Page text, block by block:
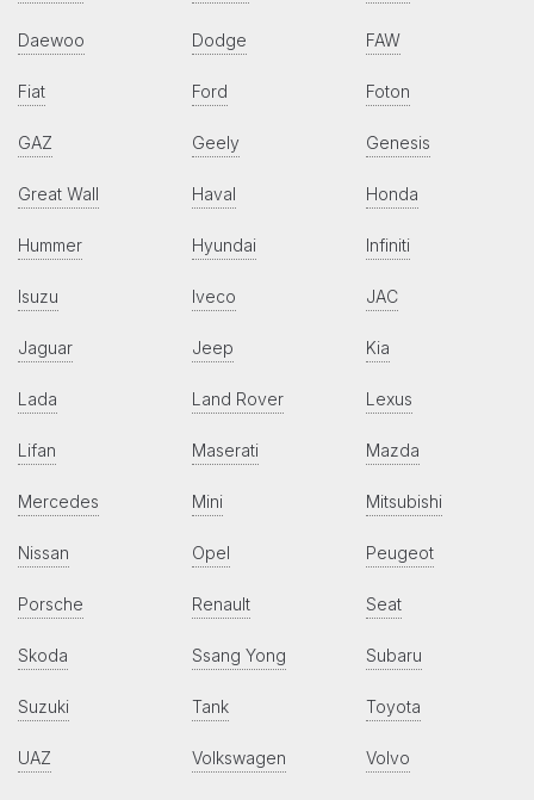
Daewoo Dodge FAW
Fiat Ford Foton
GAZ Geely Genesis
Great Wall Haval Honda
Hummer Hyundai Infiniti
Isuzu Iveco JAC
Jaguar Jeep Kia
Lada Land Rover Lexus
Lifan Maserati Mazda
Mercedes Mini Mitsubishi
Nissan Opel Peugeot
Porsche Renault Seat
Skoda Ssang Yong Subaru
Suzuki Tank Toyota
UAZ Volkswagen Volvo